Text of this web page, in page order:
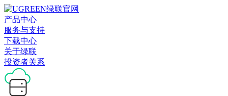
产品中心
服务与支持
下载中心
关于绿联
投资者关系